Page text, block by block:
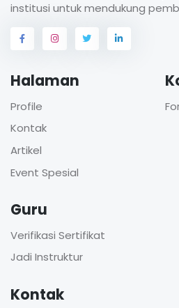
institusi untuk mendukung
Halaman
Profile
Kontak
Artikel
Event Spesial
Guru
Verifikasi Sertifikat
Jadi Instruktur
Kontak